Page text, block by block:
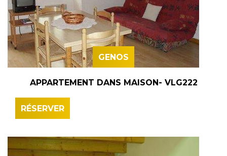
GENOS
APPARTEMENT DANS MAISON- VLG222
RÉSERVER